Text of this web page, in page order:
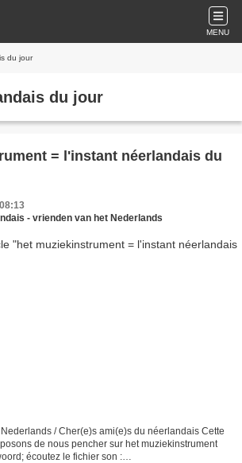
MENU
du jour
du jour
= l'instant néerlandais du
- vrienden van het Nederlands
/ Cher(e)s ami(e)s du néerlandais Cette
de nous pencher sur het muziekinstrument
écoutez le fichier son :